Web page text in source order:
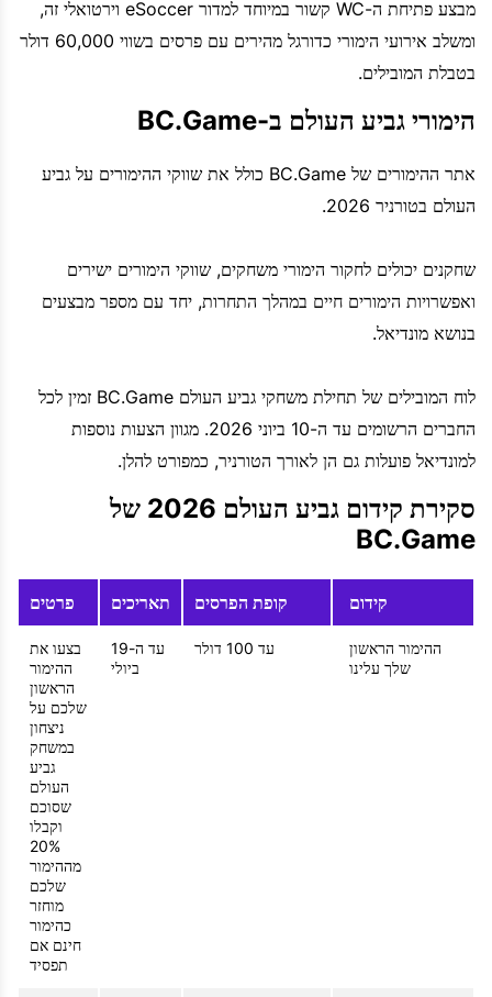
מבצע פתיחת ה-WC קשור במיוחד למדור eSoccer וירטואלי זה,
ומשלב אירועי הימורי כדורגל מהירים עם פרסים בשווי 60,000 דולר
בטבלת המובילים.
הימורי גביע העולם ב-BC.Game
אתר ההימורים של BC.Game כולל את שווקי ההימורים על גביע
העולם בטורניר 2026.
שחקנים יכולים לחקור הימורי משחקים, שווקי הימורים ישירים
ואפשרויות הימורים חיים במהלך התחרות, יחד עם מספר מבצעים
בנושא מונדיאל.
לוח המובילים של תחילת משחקי גביע העולם BC.Game זמין לכל
החברים הרשומים עד ה-10 ביוני 2026. מגוון הצעות נוספות
למונדיאל פועלות גם הן לאורך הטורניר, כמפורט להלן.
סקירת קידום גביע העולם 2026 של
BC.Game
קידום קופת הפרסים תאריכים פרטים
ההימור הראשון
שלך עלינו
עד 100 דולר
עד ה-19
ביולי
בצעו את
ההימור
הראשון
שלכם על
ניצחון
במשחק
גביע
העולם
שסוכם
וקבלו
20%
מההימור
שלכם
מוחזר
כהימור
חינם אם
תפסיד